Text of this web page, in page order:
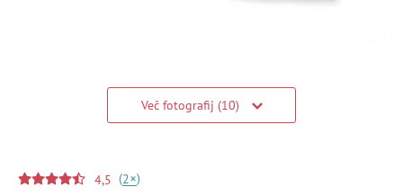
Več fotografij (10)
4,5 (2+)